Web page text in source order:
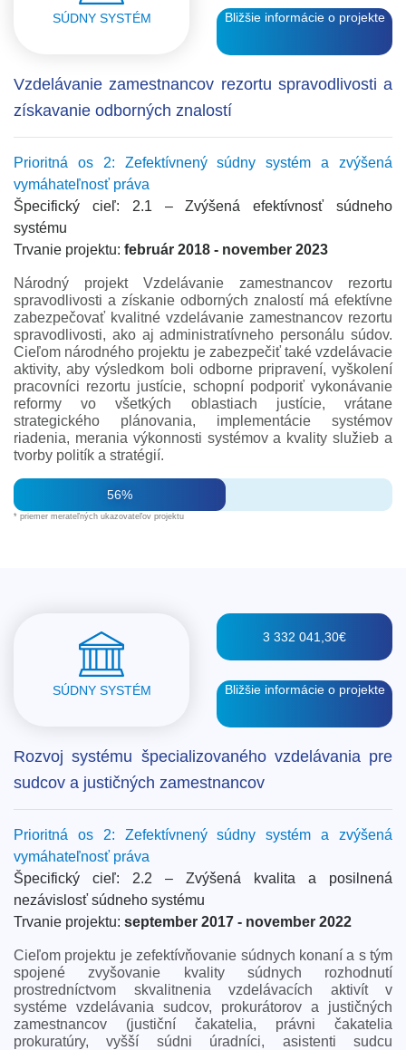
SÚDNY SYSTÉM Bližšie informácie o projekte
Vzdelávanie zamestnancov rezortu spravodlivosti a
získavanie odborných znalostí
Prioritná os 2: Zefektívnený súdny systém a zvýšená
vymáhateľnosť práva
Špecifický cieľ: 2.1 – Zvýšená efektívnosť súdneho
systému
Trvanie projektu: február 2018 - november 2023
Národný projekt Vzdelávanie zamestnancov rezortu
spravodlivosti a získanie odborných znalostí má efektívne
zabezpečovať kvalitné vzdelávanie zamestnancov rezortu
spravodlivosti, ako aj administratívneho personálu súdov.
Cieľom národného projektu je zabezpečiť také vzdelávacie
aktivity, aby výsledkom boli odborne pripravení, vyškolení
pracovníci rezortu justície, schopní podporiť vykonávanie
reformy vo všetkých oblastiach justície, vrátane
strategického plánovania, implementácie systémov
riadenia, merania výkonnosti systémov a kvality služieb a
tvorby politík a stratégií.
56%
* priemer merateľných ukazovateľov projektu
SÚDNY SYSTÉM
3 332 041,30€
Bližšie informácie o projekte
Rozvoj systému špecializovaného vzdelávania pre
sudcov a justičných zamestnancov
Prioritná os 2: Zefektívnený súdny systém a zvýšená
vymáhateľnosť práva
Špecifický cieľ: 2.2 – Zvýšená kvalita a posilnená
nezávislosť súdneho systému
Trvanie projektu: september 2017 - november 2022
Cieľom projektu je zefektívňovanie súdnych konaní a s tým
spojené zvyšovanie kvality súdnych rozhodnutí
prostredníctvom skvalitnenia vzdelávacích aktivít v
systéme vzdelávania sudcov, prokurátorov a justičných
zamestnancov (justiční čakatelia, právni čakatelia
prokuratúry, vyšší súdni úradníci, asistenti sudcu